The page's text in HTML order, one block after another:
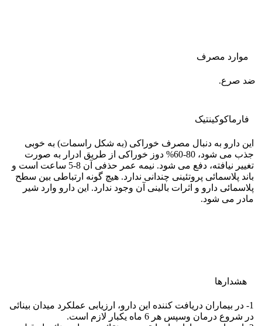
موارد مصرف
ضد صرع.
فارماکوکينتيک
این دارو به دنبال مصرف خوراکی (به شکل راسمات) به خوبی
جذب می شود، 80-60% دوز خوراکی از طریق ادرار به صورت
تغییر نیافته، دفع می شود. نیمه عمر حذفی آن 8-5 ساعت است و
باند پلاسمائی پروتئینی چندانی ندارد. هیچ گونه ارتباطی بین سطح
پلاسمائی دارو و اثرات بالینی آن وجود ندارد. این دارو وارد شیر
مادر می شود.
هشدارها
1- در بیماران دریافت کننده این دارو، ارزیابی عملکرد میدان بینائی
در شروع درمان وسپس هر 6 ماه یکبار لازم است.